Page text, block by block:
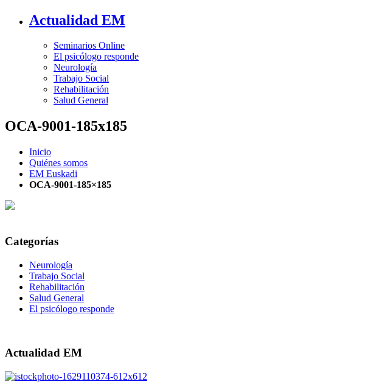
Actualidad EM
Seminarios Online
El psicólogo responde
Neurología
Trabajo Social
Rehabilitación
Salud General
OCA-9001-185x185
Inicio
Quiénes somos
EM Euskadi
OCA-9001-185×185
Categorías
Neurología
Trabajo Social
Rehabilitación
Salud General
El psicólogo responde
Actualidad EM